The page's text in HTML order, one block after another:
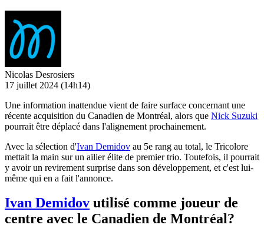
Nicolas Desrosiers
17 juillet 2024 (14h14)
Une information inattendue vient de faire surface concernant une
récente acquisition du Canadien de Montréal, alors que Nick Suzuki
pourrait être déplacé dans l'alignement prochainement.
Avec la sélection d'Ivan Demidov au 5e rang au total, le Tricolore
mettait la main sur un ailier élite de premier trio. Toutefois, il pourrait
y avoir un revirement surprise dans son développement, et c'est lui-
même qui en a fait l'annonce.
Ivan Demidov utilisé comme joueur de
centre avec le Canadien de Montréal?